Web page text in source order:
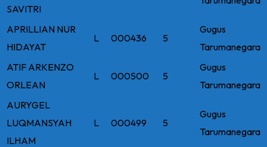
SAVITRI
APRILLIAN NUR
HIDAYAT
L 000436 5
Gugus
Tarumanegara
ATIF ARKENZO
ORLEAN
L 000500 5
Gugus
Tarumanegara
AURYGEL
LUQMANSYAH
ILHAM
L 000499 5
Gugus
Tarumanegara